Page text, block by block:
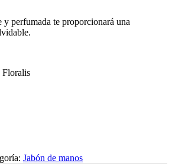
y perfumada te proporcionará una
Floralis
Jabón de manos